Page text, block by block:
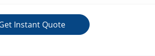
Instant Quote